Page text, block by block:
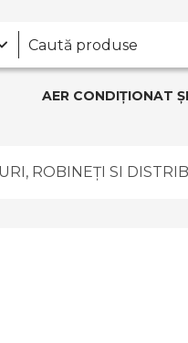
AER CONDIȚIONAT
ROBINEȚI SI